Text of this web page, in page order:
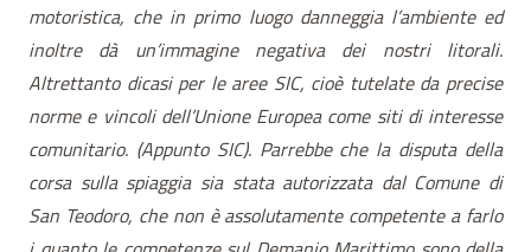
motoristica, che in primo luogo danneggia l’ambiente ed
inoltre dà un’immagine negativa dei nostri litorali.
Altrettanto dicasi per le aree SIC, cioè tutelate da precise
norme e vincoli dell’Unione Europea come siti di interesse
comunitario. (Appunto SIC). Parrebbe che la disputa della
corsa sulla spiaggia sia stata autorizzata dal Comune di
San Teodoro, che non è assolutamente competente a farlo